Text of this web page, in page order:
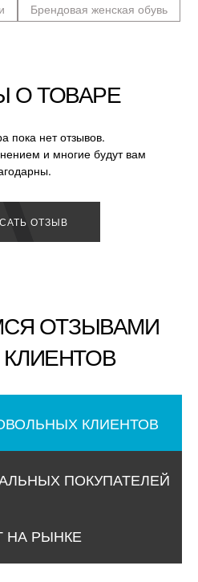
Брендовая женская обувь
О ТОВАРЕ
пока нет отзывов.
и многие будут вам
ОТЗЫВ
ОТЗЫВАМИ
КЛИЕНТОВ
ПОКУПАТЕЛЕЙ
НА РЫНКЕ